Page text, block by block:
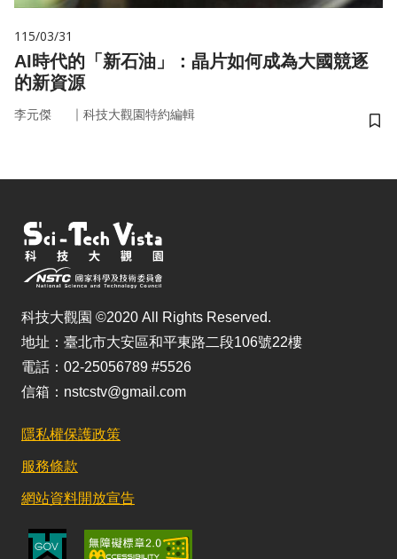
115/03/31
AI時代的「新石油」：晶片如何成為大國競逐
的新資源
李元傑 ｜ 科技大觀園特約編輯
儲
科技大觀園 ©2020 All Rights Reserved.
地址：臺北市大安區和平東路二段106號22樓
電話：02-25056789 #5526
信箱：nstcstv@gmail.com
隱私權保護政策
服務條款
網站資料開放宣告